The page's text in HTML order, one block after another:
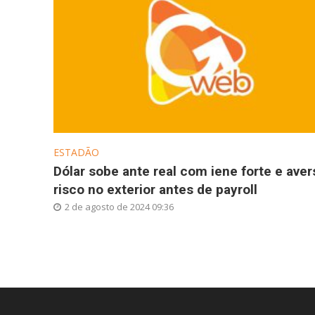
ESTADÃO
Dólar sobe ante real com iene forte e
risco no exterior antes de payroll
2 de agosto de 2024 09:36